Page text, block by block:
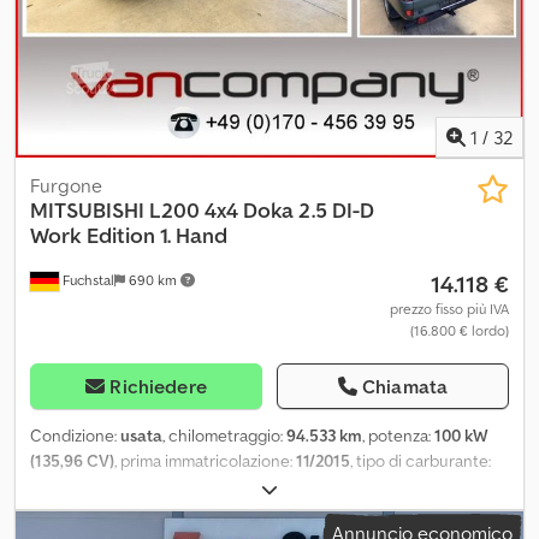
1 / 32
Fuchstal 690 km
Furgone
MITSUBISHI L200 4x4 Doka 2.5 DI-D
Work Edition 1. Hand
14.118 €
prezzo fisso più IVA
(16.800 € lordo)
Richiedere Chiamata
Condizione:usata, chilometraggio:94.533 km, potenza:100 kW
(135,96 CV), prima immatricolazione:11/2015, tipo di carburante:
, prossima ispezione (TÜV):07/2028
ingranaggio:meccanico, numero di posti:5, Equipaggiamento:
Annuncio economico